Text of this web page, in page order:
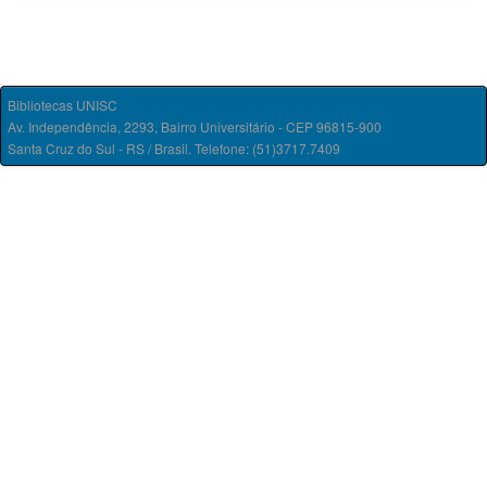
Bibliotecas UNISC
Av. Independência, 2293, Bairro Universitário - CEP 96815-900
Santa Cruz do Sul - RS / Brasil. Telefone: (51)3717.7409